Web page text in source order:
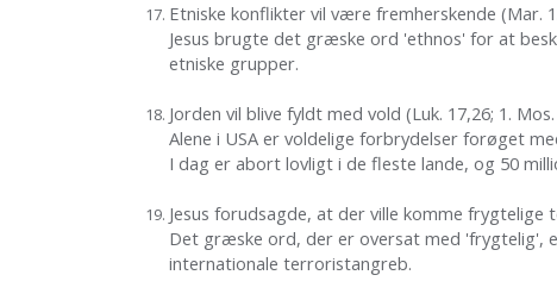
Etniske konflikter vil være fremherskende (Mar.
Jesus brugte det græske ord 'ethnos' for at
etniske grupper.
Jorden vil blive fyldt med vold (Luk. 17,26; 1.
Alene i USA er voldelige forbrydelser forøget
I dag er abort lovligt i de fleste lande, og 50
Jesus forudsagde, at der ville komme frygtelige
Det græske ord, der er oversat med 'frygtelig',
internationale terroristangreb.